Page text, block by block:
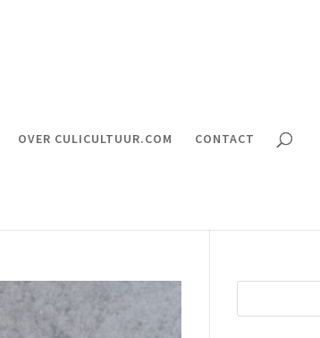
OVER CULICULTUUR.COM CONTACT